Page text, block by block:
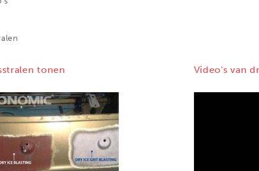
tonen Video's van